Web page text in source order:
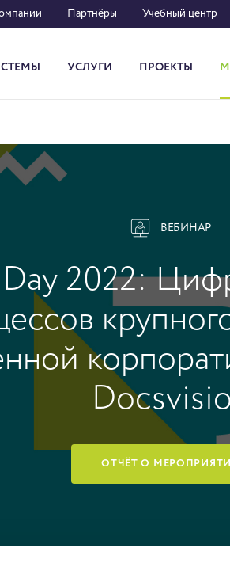
Партнёры Учебный центр
УСЛУГИ ПРОЕКТЫ
ВЕБИНАР
2022:
ОТЧЁТ О